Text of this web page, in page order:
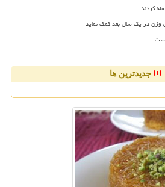
کردند
جدیدترین ها